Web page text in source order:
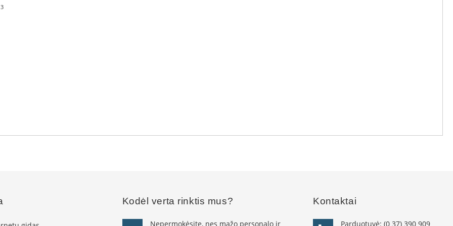
3
Kodėl verta rinktis mus?
Nepermokėsite, nes mažo personalo ir
Kontaktai
Parduotuvė:(0 37) 390 909